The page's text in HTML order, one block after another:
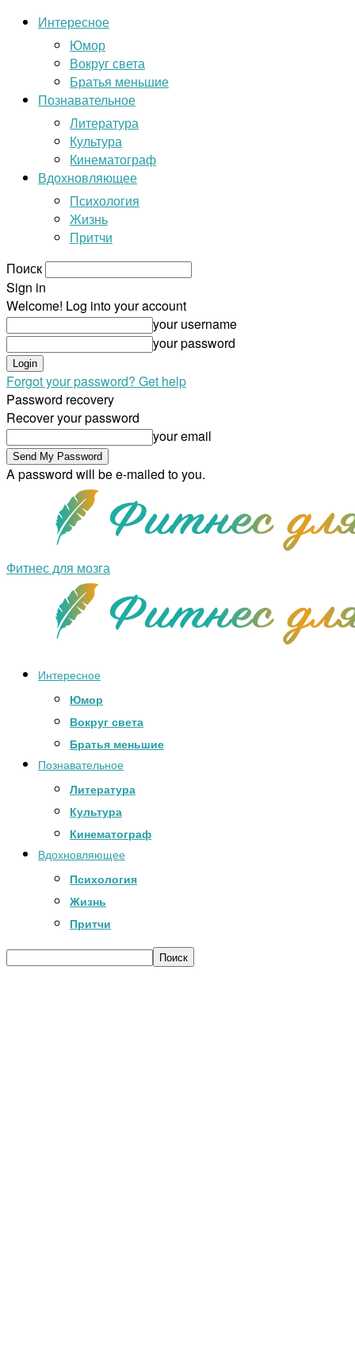
Интересное
Юмор
Вокруг света
Братья меньшие
Познавательное
Литература
Культура
Кинематограф
Вдохновляющее
Психология
Жизнь
Притчи
Поиск
Sign in
Welcome! Log into your account
your username
your password
Forgot your password? Get help
Password recovery
Recover your password
your email
A password will be e-mailed to you.
Фитнес для мозга
Интересное
Юмор
Вокруг света
Братья меньшие
Познавательное
Литература
Культура
Кинематограф
Вдохновляющее
Психология
Жизнь
Притчи